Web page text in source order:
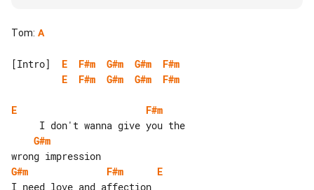
Tom: A
[Intro] E F#m G#m G#m
F#m
E
F#m G#m G#m F#m
E
F#m
G#m
G#m
F#m
E